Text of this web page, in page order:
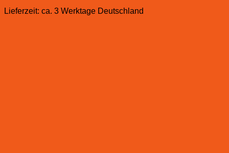
Lieferzeit: ca. 3 Werktage Deutschland